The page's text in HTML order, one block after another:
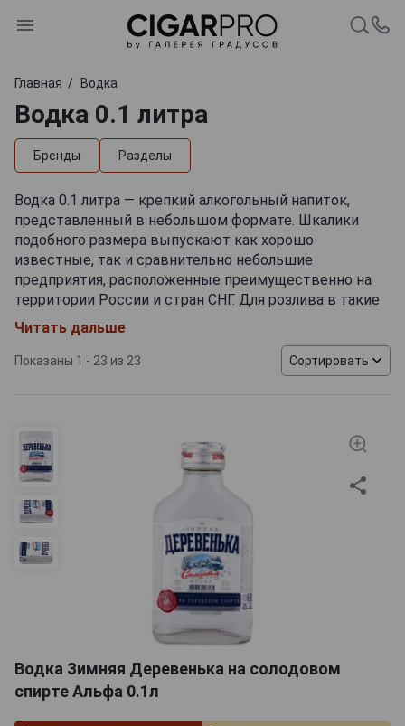
Главная Водка
Водка 0.1 литра
Бренды Разделы
Водка 0.1 литра — крепкий алкогольный напиток,
представленный в небольшом формате. Шкалики
подобного размера выпускают как хорошо
известные, так и сравнительно небольшие
предприятия, расположенные преимущественно на
территории России и стран СНГ. Для розлива в такие
миниатюры производители отбирают, как правило,
ароматизированные сорта водки. Тем самым
покупателю дают возможность оценить вкус
напитка до того, как приобрести его в большем
коллекционера-алкоминималиста или ценителя
крепкого спиртного.
Читать дальше
Показаны 1 - 23 из 23 Сортировать
Водка Зимняя Деревенька на солодовом
спирте Альфа 0.1л